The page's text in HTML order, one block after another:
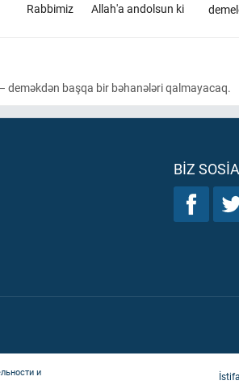
Allah'a andolsun ki
Rabbimiz
deməkdən başqa bir bəhanələri qalmayacaq.
BIZ
и